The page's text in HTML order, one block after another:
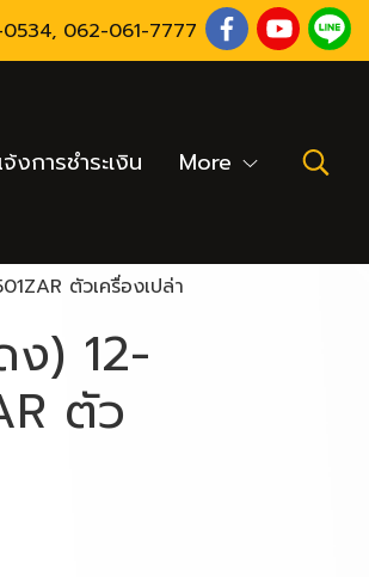
, 062-061-7777
งการชำระเงิน More
ตัวเครื่องเปล่า
ง) 12-
ตัว